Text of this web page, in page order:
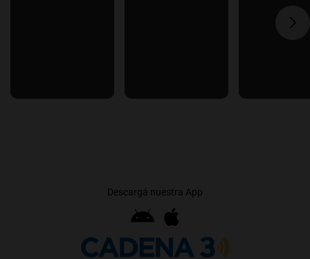
Descargá nuestra App